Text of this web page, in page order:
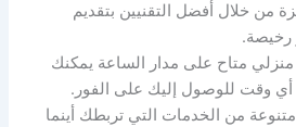
من خلال أفضل التقنيين بتقديم
رخيصة.
منزلي متاح على مدار الساعة يمكنك
أي وقت للوصول إليك على الفور.
من الخدمات التي تربطك أينما